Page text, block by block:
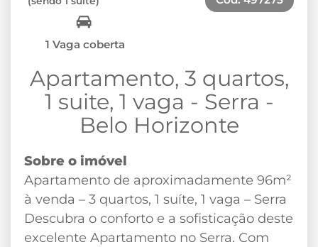
1 Vaga coberta
Apartamento, 3 quartos,
1 suite, 1 vaga - Serra -
Belo Horizonte
Sobre o imóvel
Apartamento de aproximadamente 96m²
à venda – 3 quartos, 1 suíte, 1 vaga – Serra
Descubra o conforto e a sofisticação deste
excelente Apartamento no Serra. Com